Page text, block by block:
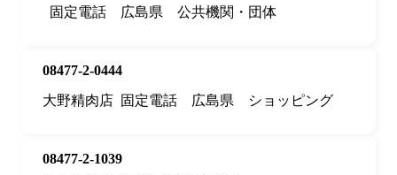
固定電話
広島県 公共機関・団体
08477-2-0444
大野精肉店 固定電話 広島県 ショッピング
08477-2-1039